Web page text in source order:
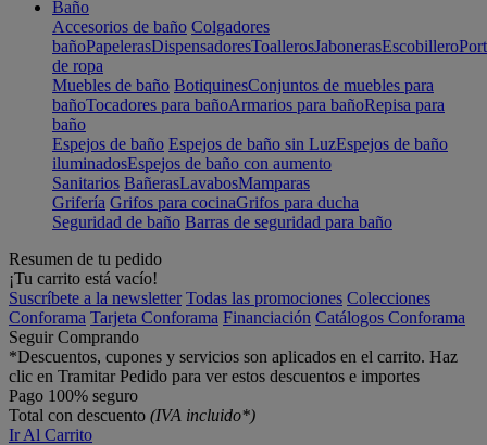
Baño
Accesorios de baño Colgadores
bañoPapelerasDispensadoresToallerosJabonerasEscobillero
de ropa
Muebles de baño BotiquinesConjuntos de muebles para
bañoTocadores para bañoArmarios para bañoRepisa para
baño
Espejos de baño Espejos de baño sin LuzEspejos de baño
iluminadosEspejos de baño con aumento
Sanitarios BañerasLavabosMamparas
Grifería Grifos para cocinaGrifos para ducha
Seguridad de baño Barras de seguridad para baño
Resumen de tu pedido
¡Tu carrito está vacío!
Suscríbete a la newsletter Todas las promociones Colecciones
Conforama Tarjeta Conforama Financiación Catálogos Conforama
Seguir Comprando
*Descuentos, cupones y servicios son aplicados en el carrito. Haz
clic en Tramitar Pedido para ver estos descuentos e importes
Pago 100% seguro
Total con descuento (IVA incluido*)
Ir Al Carrito